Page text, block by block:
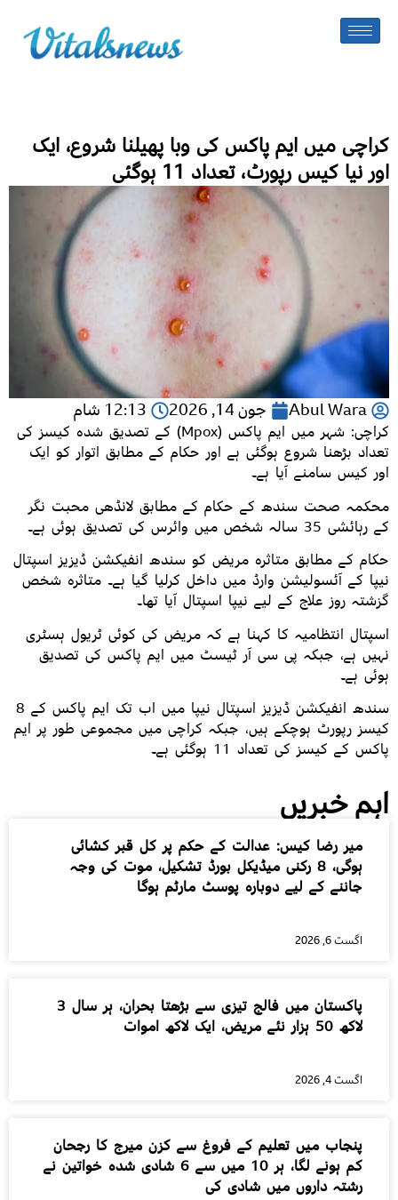
کراچی میں ایم پاکس کی وبا پھیلنا شروع، ایک
اور نیا کیس رپورٹ، تعداد 11 ہوگئی
Abul Wara جون 14, 2026 12:13 شام
کراچی: شہر میں ایم پاکس (Mpox) کے تصدیق شدہ کیسز کی
تعداد بڑھنا شروع ہوگئی ہے اور حکام کے مطابق اتوار کو ایک
اور کیس سامنے آیا ہے۔
محکمہ صحت سندھ کے حکام کے مطابق لانڈھی محبت نگر
کے رہائشی 35 سالہ شخص میں وائرس کی تصدیق ہوئی ہے۔
حکام کے مطابق متاثرہ مریض کو سندھ انفیکشن ڈیزیز اسپتال
نیپا کے آئسولیشن وارڈ میں داخل کرلیا گیا ہے۔ متاثرہ شخص
گزشتہ روز علاج کے لیے نیپا اسپتال آیا تھا۔
اسپتال انتظامیہ کا کہنا ہے کہ مریض کی کوئی ٹریول ہسٹری
نہیں ہے، جبکہ پی سی آر ٹیسٹ میں ایم پاکس کی تصدیق
ہوئی ہے۔
سندھ انفیکشن ڈیزیز اسپتال نیپا میں اب تک ایم پاکس کے 8
کیسز رپورٹ ہوچکے ہیں، جبکہ کراچی میں مجموعی طور پر ایم
پاکس کے کیسز کی تعداد 11 ہوگئی ہے۔
اہم خبریں
میر رضا کیس: عدالت کے حکم پر کل قبر کشائی
ہوگی، 8 رکنی میڈیکل بورڈ تشکیل، موت کی وجہ
جاننے کے لیے دوبارہ پوسٹ مارٹم ہوگا
اگست 6, 2026
پاکستان میں فالج تیزی سے بڑھتا بحران، ہر سال 3
لاکھ 50 ہزار نئے مریض، ایک لاکھ اموات
اگست 4, 2026
پنجاب میں تعلیم کے فروغ سے کزن میرج کا رجحان
کم ہونے لگا، ہر 10 میں سے 6 شادی شدہ خواتین نے
رشتہ داروں میں شادی کی